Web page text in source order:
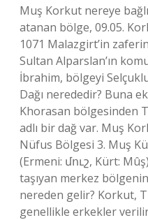
Muş Korkut nereye
atanan bölge, 09.05.
1071 Malazgirt’in
Sultan Alparslan’ın
İbrahim, bölgeyi
Dağı nerededir? Buna
Khorasan bölgesinden
adlı bir dağ var. Muş
Nüfus Bölgesi 3. Muş
(Ermeni: մուշ, Kürt:
taşıyan merkez
nereden gelir? Korkut,
genellikle erkekler